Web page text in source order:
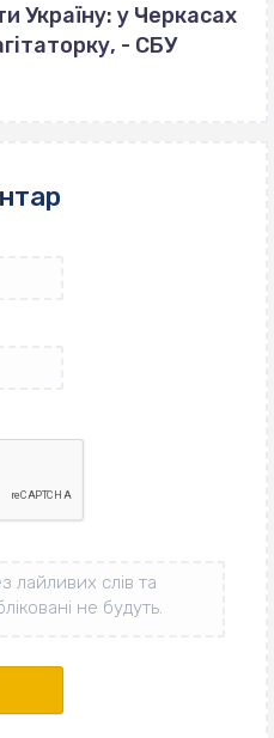
Україну: у Черкасах
- СБУ